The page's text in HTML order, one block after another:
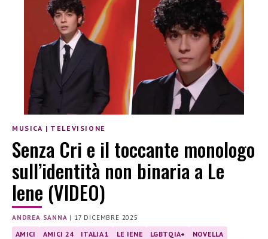
MUSICA | TELEVISIONE
Senza Cri e il toccante monologo
sull’identità non binaria a Le
Iene (VIDEO)
ANDREA SANNA | 17 DICEMBRE 2025
AMICI AMICI 24 ITALIA 1 LE IENE LGBTQIA+
NOVELLA